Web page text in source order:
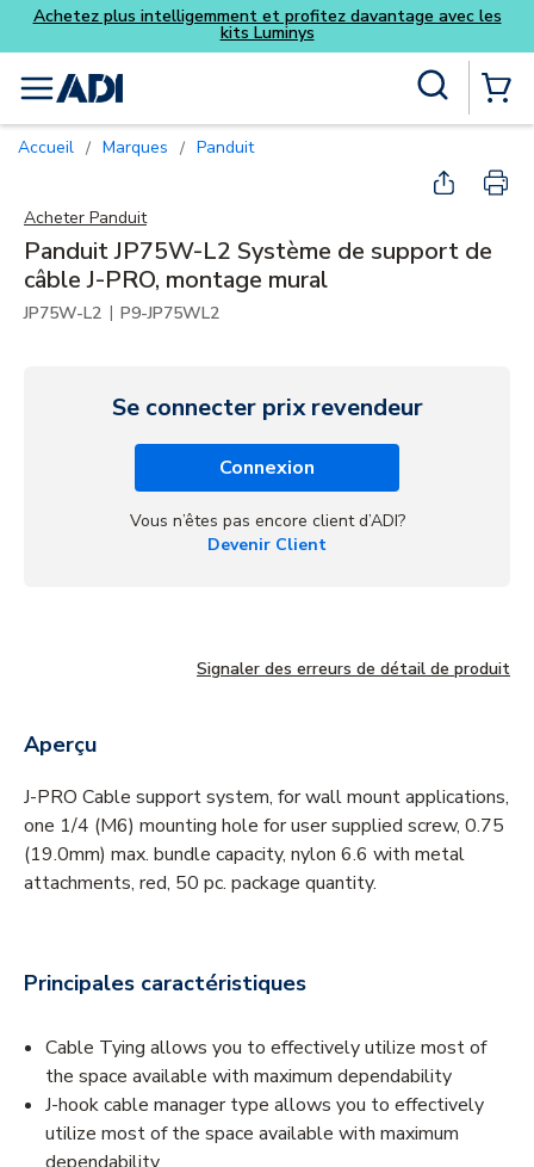
Skip to main content
menu
Accueil / Marques / Panduit
Acheter Panduit
Panduit JP75W-L2 Système de support de
câble J-PRO, montage mural
JP75W-L2 | P9-JP75WL2
Se connecter prix revendeur
Connexion
Vous n’êtes pas encore client d’ADI?
Devenir Client
Signaler des erreurs de détail de produit
Aperçu
J-PRO Cable support system, for wall mount applications,
one 1/4 (M6) mounting hole for user supplied screw, 0.75
(19.0mm) max. bundle capacity, nylon 6.6 with metal
attachments, red, 50 pc. package quantity.
Principales caractéristiques
Cable Tying allows you to effectively utilize most of
the space available with maximum dependability
J-hook cable manager type allows you to effectively
utilize most of the space available with maximum